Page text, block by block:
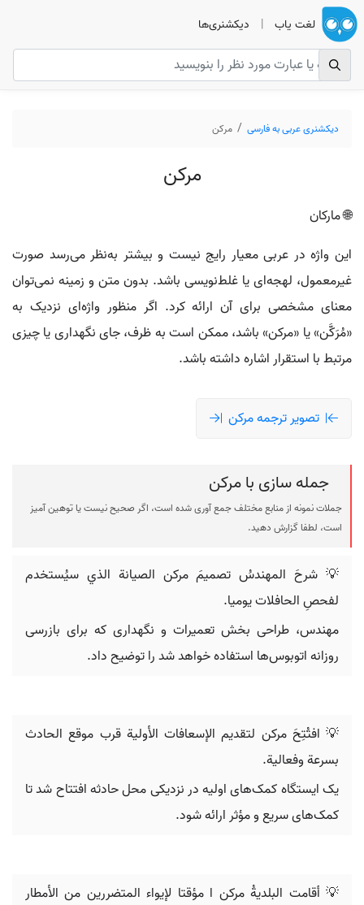
لغت یاب | دیکشنری‌ها
دیکشنری عربی به فارسی مرکن
مرکن
🌐 مارکان
این واژه در عربی معیار رایج نیست و بیشتر به‌نظر می‌رسد صورت
غیرمعمول، لهجه‌ای یا غلط‌نویسی باشد. بدون متن و زمینه نمی‌توان
معنای مشخصی برای آن ارائه کرد. اگر منظور واژه‌ای نزدیک به
«مُرَكَّن» یا «مركن» باشد، ممکن است به ظرف، جای نگهداری یا چیزی
مرتبط با استقرار اشاره داشته باشد.
تصویر ترجمه مرکن
جمله سازی با مرکن
جملات نمونه از منابع مختلف جمع آوری شده است، اگر صحیح نیست یا توهین آمیز
است، لطفا گزارش دهید.
💡 شرحَ المهندسُ تصميمَ مرکن الصيانة الذي سيُستخدم
لفحصِ الحافلات يوميا.
مهندس، طراحی بخش تعمیرات و نگهداری که برای بازرسی
روزانه اتوبوس‌ها استفاده خواهد شد را توضیح داد.
💡 افتُتِحَ مرکن لتقديم الإسعافات الأولية قرب موقع الحادث
بسرعة وفعالية.
یک ایستگاه کمک‌های اولیه در نزدیکی محل حادثه افتتاح شد تا
کمک‌های سریع و مؤثر ارائه شود.
💡 أقامت البلديةُ مرکن ا مؤقتا لإيواء المتضررين من الأمطار